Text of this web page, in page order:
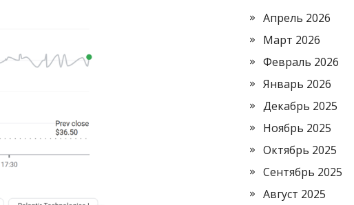
Апрель 2026
Март 2026
Февраль 2026
Январь 2026
Декабрь 2025
Ноябрь 2025
Октябрь 2025
Сентябрь 2025
Август 2025